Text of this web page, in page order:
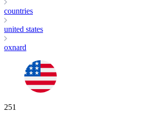
countries
united states
oxnard
251